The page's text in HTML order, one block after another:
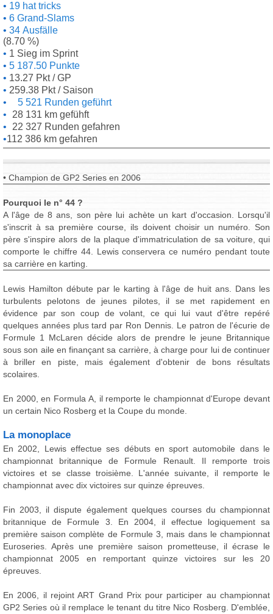
19 hat tricks
6 Grand-Slams
34 Ausfälle
(8.70 %)
1 Sieg im Sprint
5 187.50 Punkte
13.27 Pkt / GP
259.38 Pkt / Saison
5 521 Runden geführt
28 131 km gefühft
22 327 Runden gefahren
112 386 km gefahren
• Champion de GP2 Series en 2006
Pourquoi le n° 44 ?
A l'âge de 8 ans, son père lui achète un kart d'occasion. Lorsqu'il
s'inscrit à sa première course, ils doivent choisir un numéro. Son
père s'inspire alors de la plaque d'immatriculation de sa voiture, qui
comporte le chiffre 44. Lewis conservera ce numéro pendant toute
sa carrière en karting.
Lewis Hamilton débute par le karting à l'âge de huit ans. Dans les
turbulents pelotons de jeunes pilotes, il se met rapidement en
évidence par son coup de volant, ce qui lui vaut d'être repéré
quelques années plus tard par Ron Dennis. Le patron de l'écurie de
Formule 1 McLaren décide alors de prendre le jeune Britannique
sous son aile en finançant sa carrière, à charge pour lui de continuer
à briller en piste, mais également d'obtenir de bons résultats
scolaires.
En 2000, en Formula A, il remporte le championnat d'Europe devant
un certain Nico Rosberg et la Coupe du monde.
La monoplace
En 2002, Lewis effectue ses débuts en sport automobile dans le
championnat britannique de Formule Renault. Il remporte trois
victoires et se classe troisième. L'année suivante, il remporte le
championnat avec dix victoires sur quinze épreuves.
Fin 2003, il dispute également quelques courses du championnat
britannique de Formule 3. En 2004, il effectue logiquement sa
première saison complète de Formule 3, mais dans le championnat
Euroseries. Après une première saison prometteuse, il écrase le
championnat 2005 en remportant quinze victoires sur les 20
épreuves.
En 2006, il rejoint ART Grand Prix pour participer au championnat
GP2 Series où il remplace le tenant du titre Nico Rosberg. D'emblée,